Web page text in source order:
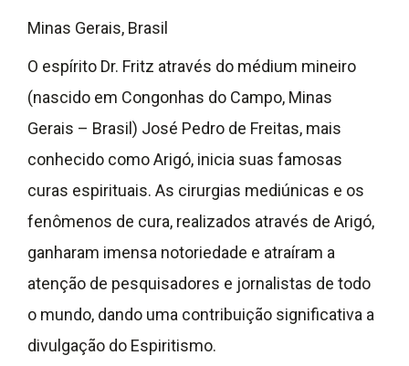
Minas Gerais, Brasil
O espírito Dr. Fritz através do médium mineiro
(nascido em Congonhas do Campo, Minas
Gerais – Brasil) José Pedro de Freitas, mais
conhecido como Arigó, inicia suas famosas
curas espirituais. As cirurgias mediúnicas e os
fenômenos de cura, realizados através de Arigó,
ganharam imensa notoriedade e atraíram a
atenção de pesquisadores e jornalistas de todo
o mundo, dando uma contribuição significativa a
divulgação do Espiritismo.